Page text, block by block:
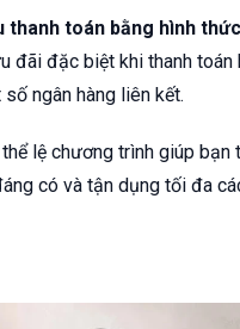
thanh toán bằng hình
đãi đặc biệt khi thanh toán
ngân hàng liên kết.
lệ chương trình giúp bạn
có và tận dụng tối đa